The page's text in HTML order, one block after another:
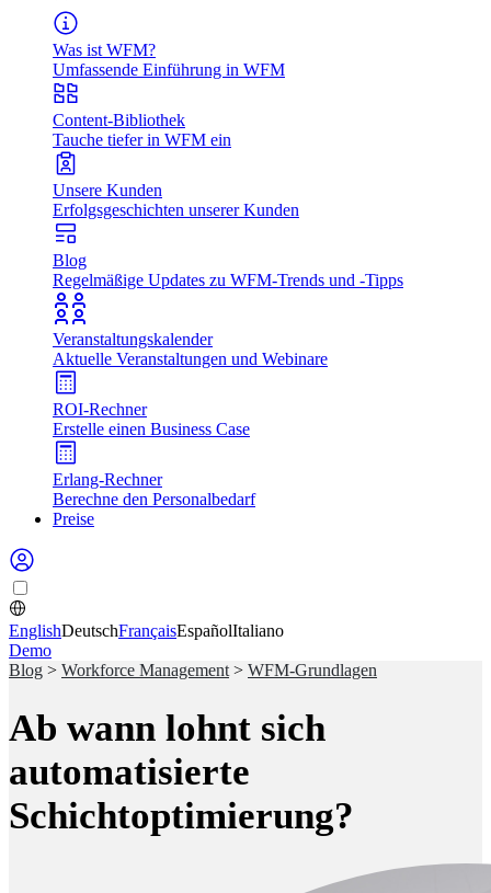
Was ist WFM?
Umfassende Einführung in WFM
Content-Bibliothek
Tauche tiefer in WFM ein
Unsere Kunden
Erfolgsgeschichten unserer Kunden
Blog
Regelmäßige Updates zu WFM-Trends und -Tipps
Veranstaltungskalender
Aktuelle Veranstaltungen und Webinare
ROI-Rechner
Erstelle einen Business Case
Erlang-Rechner
Berechne den Personalbedarf
Preise
EnglishDeutschFrançaisEspañolItaliano
Demo
Blog > Workforce Management > WFM-Grundlagen
Ab wann lohnt sich
automatisierte
Schichtoptimierung?